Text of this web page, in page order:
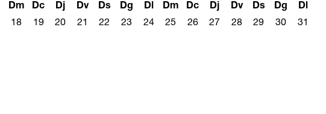
Dm
18
Dc
19
Dj
20
Dv
21
Ds
22
Dg
23
Dl
24
Dm
25
Dc
26
Dj
27
Dv
28
Ds
29
Dg
30
Dl
31